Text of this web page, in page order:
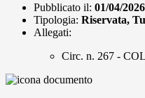
Pubblicato il: 01/04/2026
Tipologia: Riservata,
Allegati:
Circ. n. 267 -